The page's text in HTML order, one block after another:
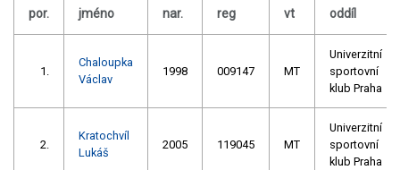
por. jméno nar. reg vt oddíl
1.
Chaloupka
Václav
1998 009147 MT
Univerzitní
sportovní
klub Praha
2.
Kratochvíl
Lukáš
2005 119045 MT
Univerzitní
sportovní
klub Praha